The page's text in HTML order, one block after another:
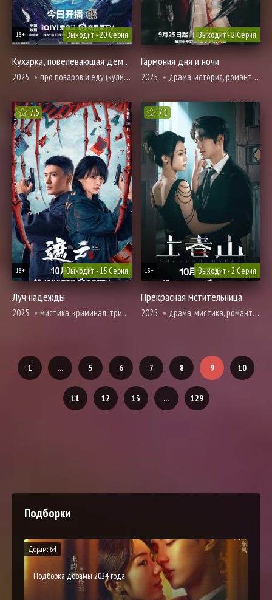
Выходит - 20 Серия
13+
Кухарка, повелевающая демонами
2025 про поваров и еду (кулинария), романтика, фэнтези
Выходит - 2 Серия
Гармония дня и ночи
2025 драма, история, романтика, фэнтези
7,5
Выходит - 15 Серия
13+
Луч надежды
2025 мистика, криминал, триллер
7,1
Выходит - 2 Серия
13+
Прекрасная мстительница
2025 драма, мистика, романтика
1 ... 5 6 7 8 9 10
11 12 13 ... 129
Подборки
Дорам: 64
Подборка дорамы 2024 года